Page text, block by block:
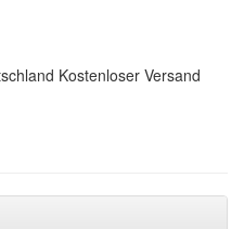
Kostenloser Versand